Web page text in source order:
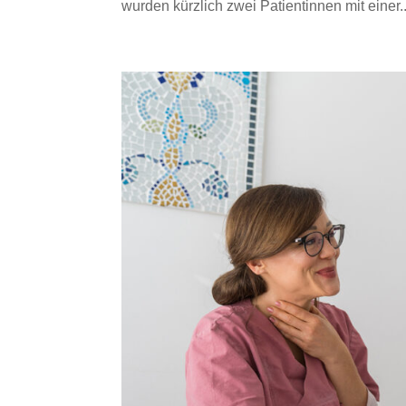
wurden kürzlich zwei Patientinnen mit